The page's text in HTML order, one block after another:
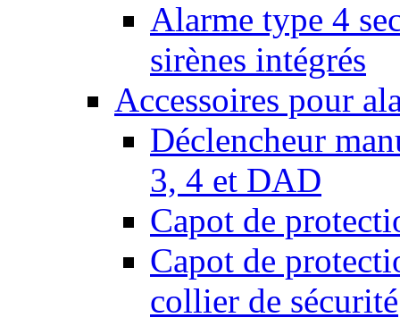
Alarme type 4
sirènes intégrés
Accessoires pour
Déclencheur
3, 4 et DAD
Capot de
Capot de
collier de sécurité